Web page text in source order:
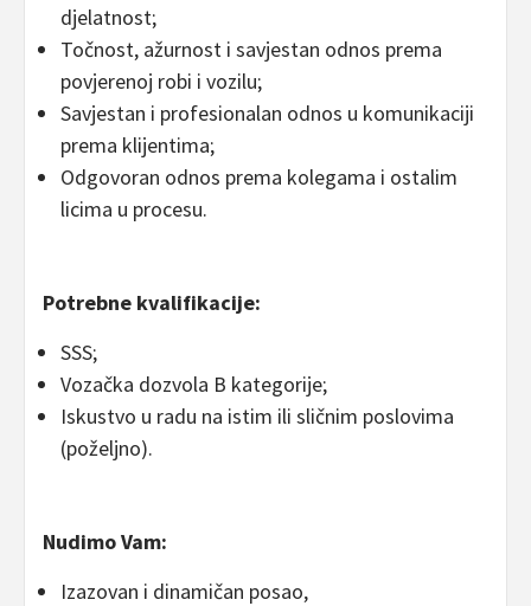
djelatnost;
Točnost, ažurnost i savjestan odnos prema
povjerenoj robi i vozilu;
Savjestan i profesionalan odnos u komunikaciji
prema klijentima;
Odgovoran odnos prema kolegama i ostalim
licima u procesu.
Potrebne kvalifikacije:
SSS;
Vozačka dozvola B kategorije;
Iskustvo u radu na istim ili sličnim poslovima
(poželjno).
Nudimo Vam:
Izazovan i dinamičan posao,